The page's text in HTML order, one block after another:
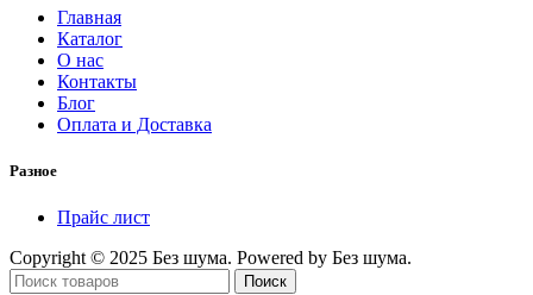
Главная
Каталог
О нас
Контакты
Блог
Оплата и Доставка
Разное
Прайс лист
Copyright © 2025 Без шума. Powered by Без шума.
Поиск